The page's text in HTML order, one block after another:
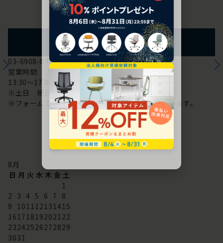
お問い合わせ
フォームからのお問い合わせ
03-6908-8370
営業時間
13:30～17:00
※土日 祝日は休み
※フォームでのお問い合わせは24時間対応しております。
配送・お問い合わせ営業日
8月
日 月 火 水 木 金 土
1
2 3 4 5 6 7 8
9 101112131415
16171819202122
23242526272829
3031